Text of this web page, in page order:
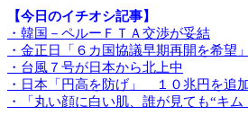
【今日のイチオシ記事】
・韓国－ペルーＦＴＡ交渉が妥結
・金正日「６カ国協議早期再開を希望」
・台風７号が日本から北上中
・日本「円高を防げ」 １０兆円を追
・「丸い顔に白い肌、誰が見ても“キム